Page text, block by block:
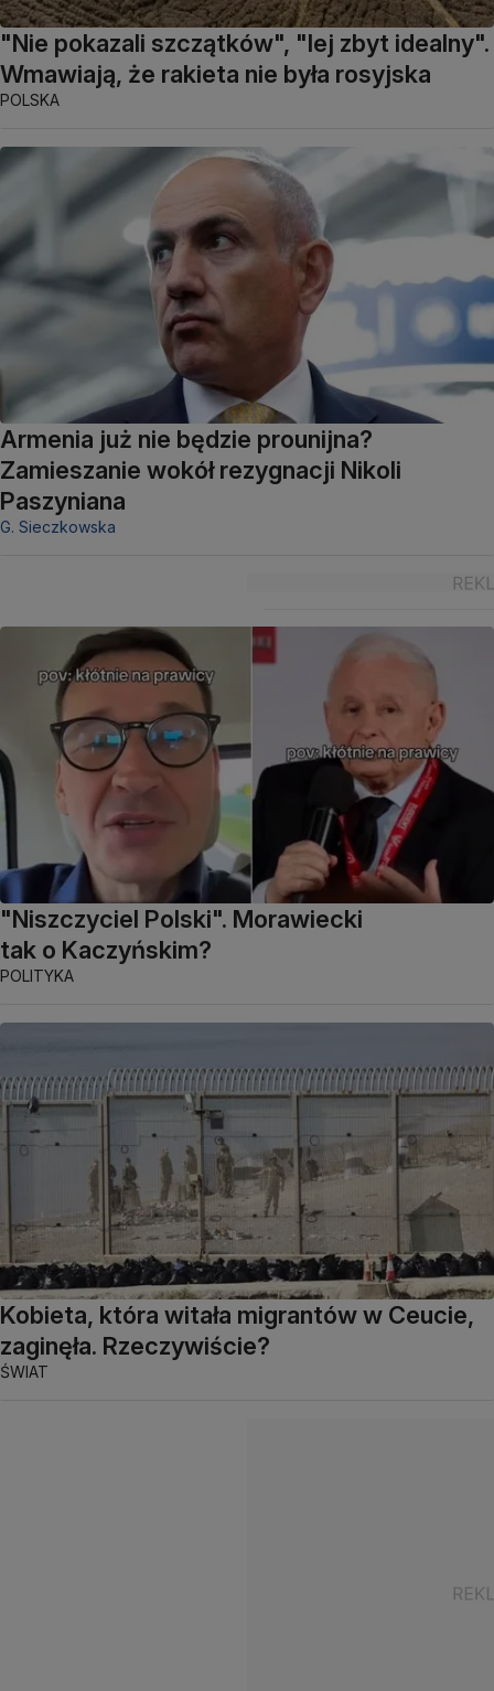
"Nie pokazali szczątków", "lej zbyt idealny".
Wmawiają, że rakieta nie była rosyjska
POLSKA
Armenia już nie będzie prounijna?
Zamieszanie wokół rezygnacji Nikoli
Paszyniana
G. Sieczkowska
"Niszczyciel Polski". Morawiecki
tak o Kaczyńskim?
POLITYKA
Kobieta, która witała migrantów w Ceucie,
zaginęła. Rzeczywiście?
ŚWIAT